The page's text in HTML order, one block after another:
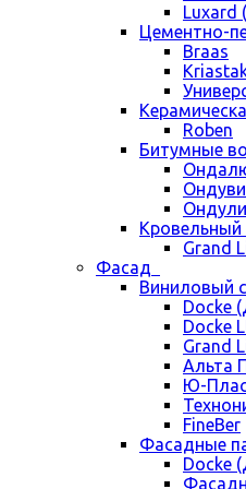
Luxard
Цементно-
Braas
Roben
Битумные
Grand
Фасад
Виниловый
Docke
Docke
Grand
Альта
Ю-
FineBer
Фасадные
Docke